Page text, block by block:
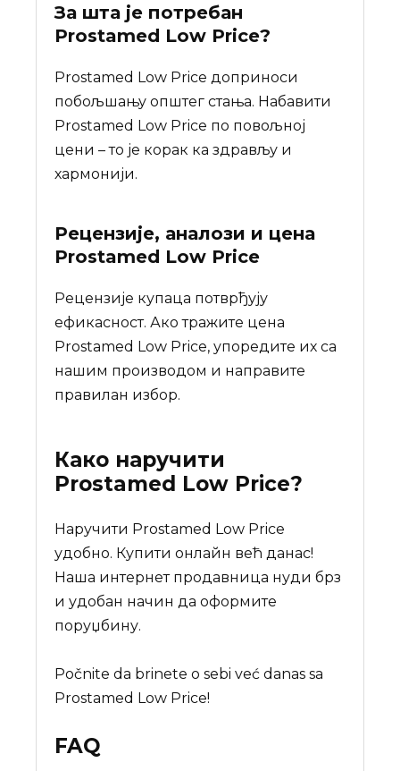
За шта је потребан
Prostamed Low Price?
Prostamed Low Price доприноси
побољшању општег стања. Набавити
Prostamed Low Price по повољној
цени – то је корак ка здрављу и
хармонији.
Рецензије, аналози и цена
Prostamed Low Price
Рецензије купаца потврђују
ефикасност. Ако тражите цена
Prostamed Low Price, упоредите их са
нашим производом и направите
правилан избор.
Како наручити
Prostamed Low Price?
Наручити Prostamed Low Price
удобно. Купити онлайн већ данас!
Наша интернет продавница нуди брз
и удобан начин да оформите
поруџбину.
Počnite da brinete o sebi već danas sa
Prostamed Low Price!
FAQ